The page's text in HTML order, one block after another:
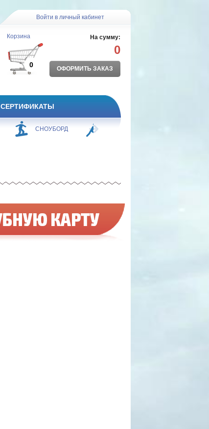
Войти в личный кабинет
Корзина
0
На сумму:
0
ОФОРМИТЬ ЗАКАЗ
СЕРТИФИКАТЫ
СНОУБОРД